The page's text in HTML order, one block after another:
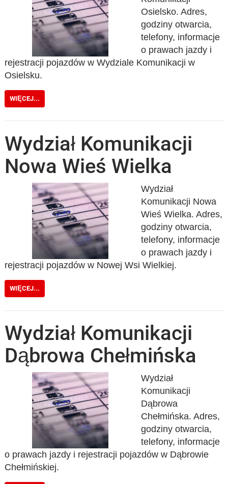
Osielsko. Adres,
godziny otwarcia,
telefony, informacje
o prawach jazdy i
rejestracji pojazdów w Wydziale Komunikacji w
Osielsku.
WIĘCEJ...
Wydział Komunikacji
Nowa Wieś Wielka
Wydział
Komunikacji Nowa
Wieś Wielka. Adres,
godziny otwarcia,
telefony, informacje
o prawach jazdy i
rejestracji pojazdów w Nowej Wsi Wielkiej.
WIĘCEJ...
Wydział Komunikacji
Dąbrowa Chełmińska
Wydział
Komunikacji
Dąbrowa
Chełmińska. Adres,
godziny otwarcia,
telefony, informacje
o prawach jazdy i rejestracji pojazdów w Dąbrowie
Chełmińskiej.